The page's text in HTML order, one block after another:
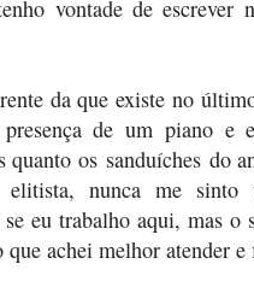
vontade de escrever
da que existe no
de um piano e
quanto os sanduíches do
nunca me sinto
eu trabalho aqui, mas o
achei melhor atender e